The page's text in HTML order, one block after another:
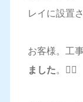
レイに設置
お客様。工
ました。🙇‍♂️